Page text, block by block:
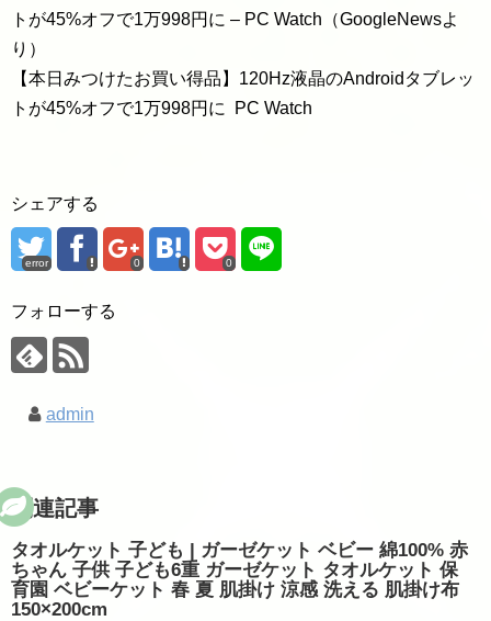
トが45%オフで1万998円に – PC Watch（GoogleNewsよ
り）
【本日みつけたお買い得品】120Hz液晶のAndroidタブレッ
トが45%オフで1万998円に PC Watch
シェアする
error 0 0
フォローする
admin
関連記事
タオルケット 子ども | ガーゼケット ベビー 綿100% 赤
ちゃん 子供 子ども6重 ガーゼケット タオルケット 保
育園 ベビーケット 春 夏 肌掛け 涼感 洗える 肌掛け布
150×200cm